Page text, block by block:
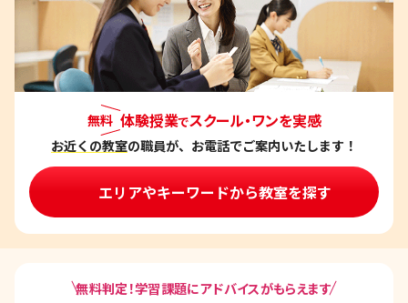
無料 体験授業でスクール・ワンを実感
お近くの教室の職員が、お電話でご案内いたします！
エリアやキーワードから教室を探す
無料判定！学習課題にアドバイスがもらえます